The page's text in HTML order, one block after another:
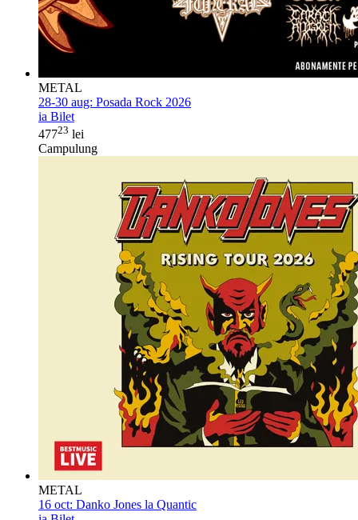
METAL
28-30 aug: Posada Rock 2026
ia Bilet
47723 lei
Campulung
METAL
16 oct: Danko Jones la Quantic